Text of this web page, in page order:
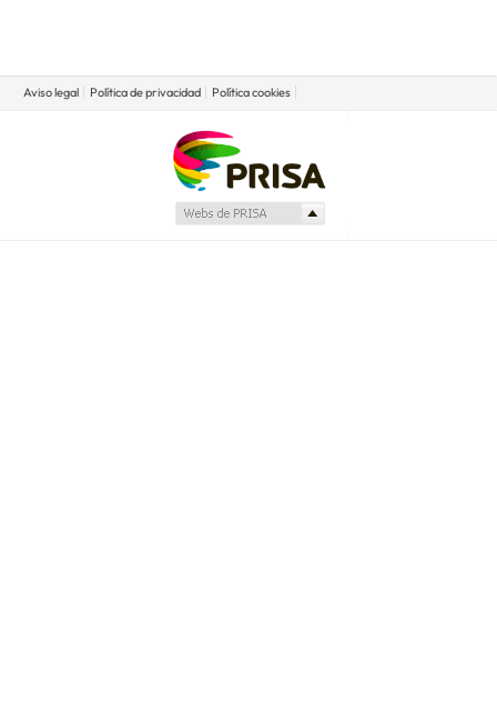
Aviso legal Política de privacidad Política cookies